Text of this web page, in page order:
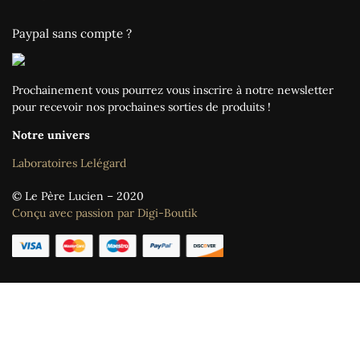
Paypal sans compte ?
Prochainement vous pourrez vous inscrire à notre newsletter
pour recevoir nos prochaines sorties de produits !
Notre univers
Laboratoires Lelégard
© Le Père Lucien – 2020
Conçu avec passion par Digi-Boutik